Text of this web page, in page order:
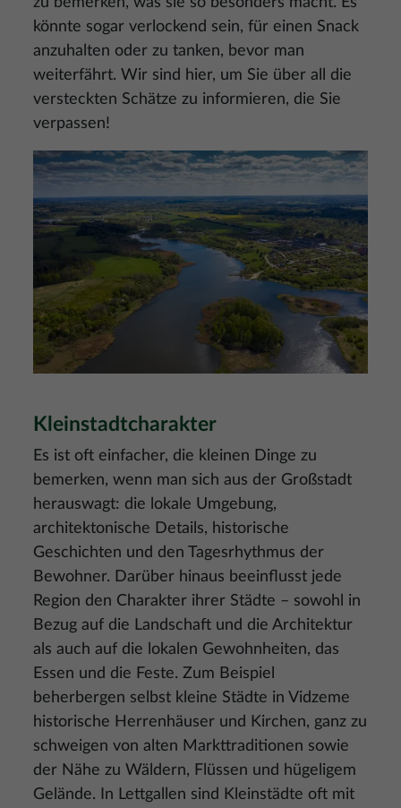
könnte sogar verlockend sein, für einen Snack
anzuhalten oder zu tanken, bevor man
weiterfährt. Wir sind hier, um Sie über all die
versteckten Schätze zu informieren, die Sie
verpassen!
Bild
Kleinstadtcharakter
Es ist oft einfacher, die kleinen Dinge zu
bemerken, wenn man sich aus der Großstadt
herauswagt: die lokale Umgebung,
architektonische Details, historische
Geschichten und den Tagesrhythmus der
Bewohner. Darüber hinaus beeinflusst jede
Region den Charakter ihrer Städte – sowohl in
Bezug auf die Landschaft und die Architektur
als auch auf die lokalen Gewohnheiten, das
Essen und die Feste. Zum Beispiel
beherbergen selbst kleine Städte in Vidzeme
historische Herrenhäuser und Kirchen, ganz zu
schweigen von alten Markttraditionen sowie
der Nähe zu Wäldern, Flüssen und hügeligem
Gelände. In Lettgallen sind Kleinstädte oft mit